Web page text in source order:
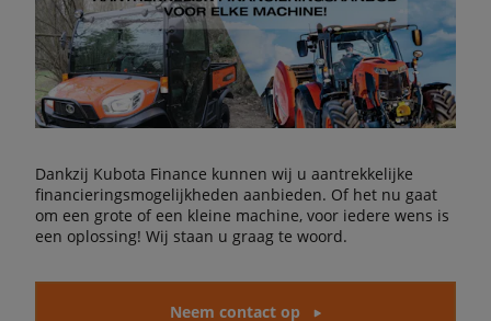
Dankzij Kubota Finance kunnen wij u aantrekkelijke
financieringsmogelijkheden aanbieden. Of het nu gaat
om een grote of een kleine machine, voor iedere wens is
een oplossing! Wij staan u graag te woord.
Neem contact op